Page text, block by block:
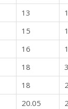
13
15
16
18 3
18 2
20.05 2